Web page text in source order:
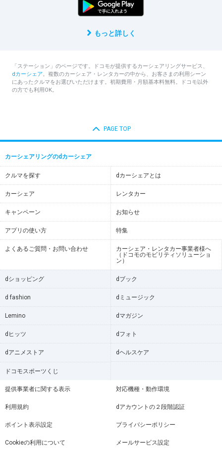
もっと詳しく
「ステーション」のページです。ドコモが提供するカーシェアリングサービス、
dカーシェア。複数のカーシェア・レンタカーの中から、お客さまの利用シーン
にあったクルマをお選びいただけます。初期費用・月額基本料無料。ドコモ以外
の方でも利用OK。
PAGE TOP
カーシェアリングのdカーシェア
クルマを探す dカーシェアとは
カーシェア レンタカー
キャンペーン お知らせ
アプリの使い方 特集
よくあるご質問・お問い合わせ
カーシェア・レンタカー事業者様へ
（ドコモのモビリティソリューショ
ン）
dショッピング dブック
d fashion dミュージック
Lemino dマガジン
dヒッツ dフォト
dアニメストア dヘルスケア
ドコモスポーツくじ
提供事業者に関する表示 対応機種・動作環境
利用規約 dアカウントの２段階認証
ポイント表示設定 プライバシーポリシー
Cookieの利用について メールサービス設定